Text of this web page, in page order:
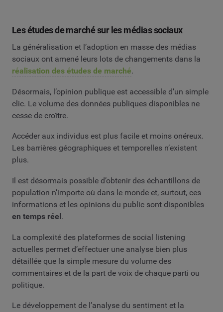
Les études de marché sur les médias sociaux
La généralisation et l’adoption en masse des médias
sociaux ont amené leurs lots de changements dans la
réalisation des études de marché.
Désormais, l’opinion publique est accessible d’un simple
clic. Le volume des données publiques disponibles ne
cesse de croître.
Accéder aux individus est plus facile et moins onéreux.
Les barrières géographiques et temporelles n’existent
plus.
Il est désormais possible d’obtenir des échantillons de
population n’importe où dans le monde et, surtout, ces
informations et les opinions du public sont disponibles
en temps réel.
La complexité des plateformes de social listening
actuelles permet d’effectuer une analyse bien plus
détaillée que la simple mesure du volume des
commentaires et de la part de voix de chaque parti ou
politique.
Le développement de l’analyse du sentiment et la